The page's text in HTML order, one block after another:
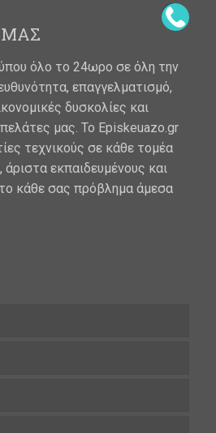
όλο το 24ωρο σε όλη την
επαγγελματισμό,
δυσκολίες και
μας. Το Episkeuazo.gr
τεχνικούς σε κάθε τομέα
άριστα εκπαιδευμένους και
κάθε σας πρόβλημα άμεσα